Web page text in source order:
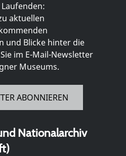
aktuellen
und Blicke hinter die
im E-Mail-Newsletter
Museums.
ABONNIEREN
Nationalarchiv